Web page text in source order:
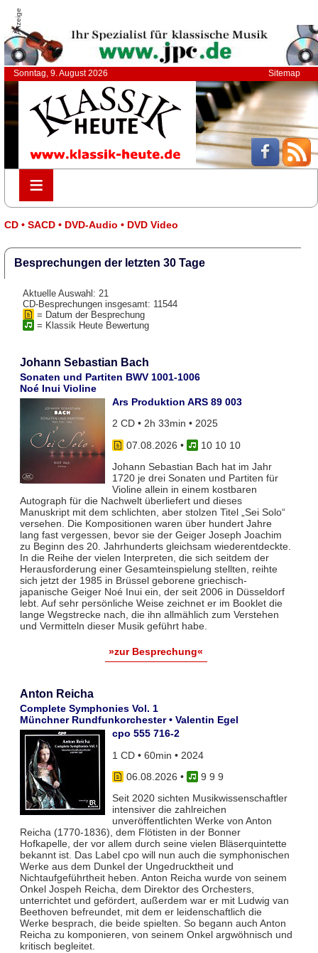
Anzeige
Sonntag, 9. August 2026 Sitemap
≡
≡
CD • SACD • DVD-Audio • DVD Video
Besprechungen der letzten 30 Tage
Aktuelle Auswahl: 21
CD-Besprechungen insgesamt: 11544
= Datum der Besprechung
= Klassik Heute Bewertung
Johann Sebastian Bach
Sonaten und Partiten BWV 1001-1006
Noé Inui Violine
Ars Produktion ARS 89 003
2 CD • 2h 33min • 2025
07.08.2026 •
10 10 10
Johann Sebastian Bach hat im Jahr
1720 je drei Sonaten und Partiten für
Violine allein in einem kostbaren
Autograph für die Nachwelt überliefert und dieses
Manuskript mit dem schlichten, aber stolzen Titel „Sei Solo“
versehen. Die Kompositionen waren über hundert Jahre
lang fast vergessen, bevor sie der Geiger Joseph Joachim
zu Beginn des 20. Jahrhunderts gleichsam wiederentdeckte.
In die Reihe der vielen Interpreten, die sich seitdem der
Herausforderung einer Gesamteinspielung stellten, reihte
sich jetzt der 1985 in Brüssel geborene griechisch-
japanische Geiger Noé Inui ein, der seit 2006 in Düsseldorf
lebt. Auf sehr persönliche Weise zeichnet er im Booklet die
lange Wegstrecke nach, die ihn allmählich zum Verstehen
und Vermitteln dieser Musik geführt habe.
»zur Besprechung«
Anton Reicha
Complete Symphonies Vol. 1
Münchner Rundfunkorchester • Valentin Egel
cpo 555 716-2
1 CD • 60min • 2024
06.08.2026 •
9 9 9
Seit 2020 sichten Musikwissenschaftler
intensiver die zahlreichen
unveröffentlichten Werke von Anton
Reicha (1770-1836), dem Flötisten in der Bonner
Hofkapelle, der vor allem durch seine vielen Bläserquintette
bekannt ist. Das Label cpo will nun auch die symphonischen
Werke aus dem Dunkel der Ungedrucktheit und
Nichtaufgeführtheit heben. Anton Reicha wurde von seinem
Onkel Jospeh Reicha, dem Direktor des Orchesters,
unterrichtet und gefördert, außerdem war er mit Ludwig van
Beethoven befreundet, mit dem er leidenschaftlich die
Werke besprach, die beide spielten. So begann auch Anton
Reicha zu komponieren, von seinem Onkel argwöhnisch und
kritisch begleitet.